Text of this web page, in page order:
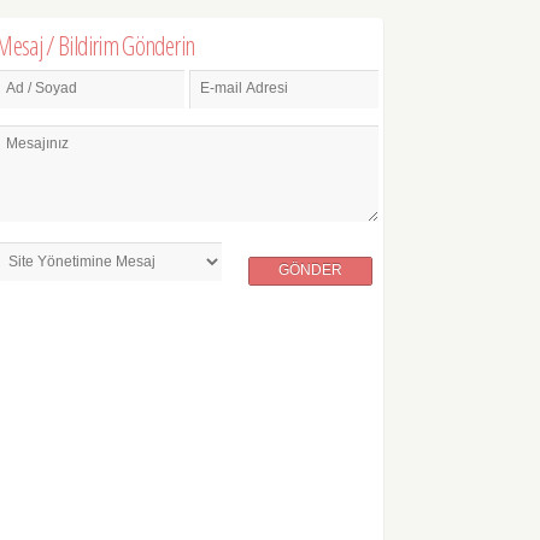
/ Bildirim Gönderin
Ad / Soyad E-mail Adresi
Mesajınız
GÖNDER